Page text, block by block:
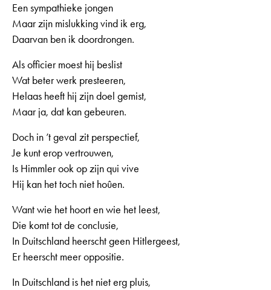
Een sympathieke jongen
Maar zijn mislukking vind ik erg,
Daarvan ben ik doordrongen.
Als officier moest hij beslist
Wat beter werk presteeren,
Helaas heeft hij zijn doel gemist,
Maar ja, dat kan gebeuren.
Doch in ’t geval zit perspectief,
Je kunt erop vertrouwen,
Is Himmler ook op zijn qui vive
Hij kan het toch niet hoûen.
Want wie het hoort en wie het leest,
Die komt tot de conclusie,
In Duitschland heerscht geen Hitlergeest,
Er heerscht meer oppositie.
In Duitschland is het niet erg pluis,